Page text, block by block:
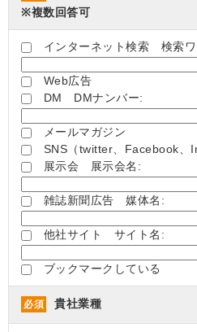
※複数回答可
インターネット検索 検索ワ
Web広告
DM DMナンバー:
メールマガジン
SNS（twitter、Facebook、
展示会 展示会名:
雑誌新聞広告 媒体名:
他社サイト サイト名:
ブックマークしている
必須 貴社業種